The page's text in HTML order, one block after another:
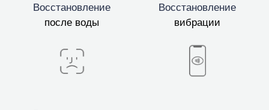
Восстановление
после воды
Восстановление
вибрации